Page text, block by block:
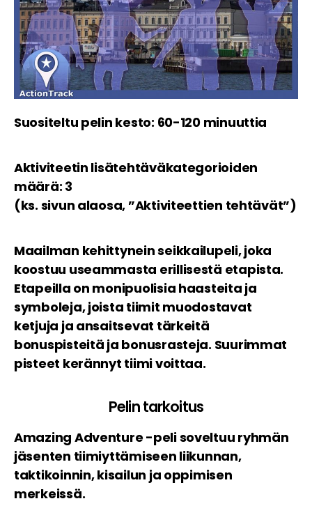
Suositeltu pelin kesto: 60-120 minuuttia
Aktiviteetin lisätehtäväkategorioiden
määrä: 3
(ks. sivun alaosa, ”Aktiviteettien tehtävät”)
Maailman kehittynein seikkailupeli, joka
koostuu useammasta erillisestä etapista.
Etapeilla on monipuolisia haasteita ja
symboleja, joista tiimit muodostavat
ketjuja ja ansaitsevat tärkeitä
bonuspisteitä ja bonusrasteja. Suurimmat
pisteet kerännyt tiimi voittaa.
Pelin tarkoitus
Amazing Adventure -peli soveltuu ryhmän
jäsenten tiimiyttämiseen liikunnan,
taktikoinnin, kisailun ja oppimisen
merkeissä.